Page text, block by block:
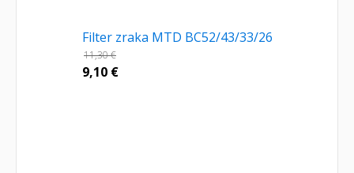
Filter zraka MTD BC52/43/33/26
11,30€
9,10 €